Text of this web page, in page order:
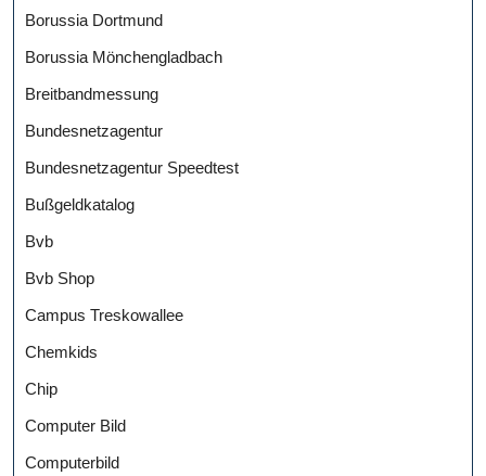
Borussia Dortmund
Borussia Mönchengladbach
Breitbandmessung
Bundesnetzagentur
Bundesnetzagentur Speedtest
Bußgeldkatalog
Bvb
Bvb Shop
Campus Treskowallee
Chemkids
Chip
Computer Bild
Computerbild